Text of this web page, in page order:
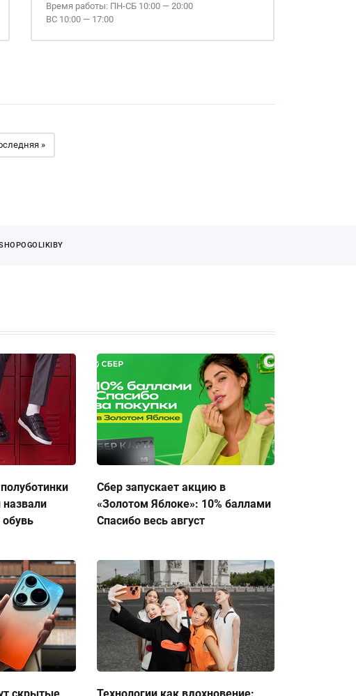
Время работы: ПН-СБ 10:00 — 20:00
ВС 10:00 — 17:00
»
назвали
Сбер запускает акцию в
«Золотом Яблоке»: 10% баллами
Спасибо весь август